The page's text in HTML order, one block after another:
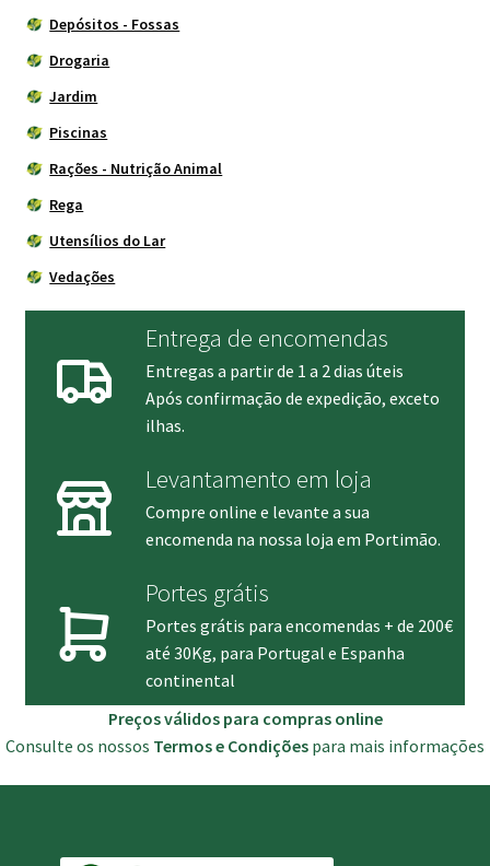
Depósitos - Fossas
Drogaria
Jardim
Piscinas
Rações - Nutrição Animal
Rega
Utensílios do Lar
Vedações
Entrega de encomendas
Entregas a partir de 1 a 2 dias úteis
Após confirmação de expedição, exceto
ilhas.
Levantamento em loja
Compre online e levante a sua
encomenda na nossa loja em Portimão.
Portes grátis
Portes grátis para encomendas + de 200€
até 30Kg, para Portugal e Espanha
continental
Preços válidos para compras online
Consulte os nossos Termos e Condições para mais informações